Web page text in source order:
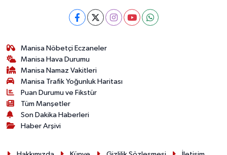
Manisa Nöbetçi Eczaneler
Manisa Hava Durumu
Manisa Namaz Vakitleri
Manisa Trafik Yoğunluk Haritası
Puan Durumu ve Fikstür
Tüm Manşetler
Son Dakika Haberleri
Haber Arşivi